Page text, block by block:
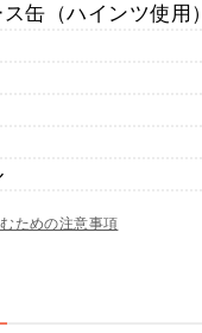
缶（ハインツ使用）
ための注意事項